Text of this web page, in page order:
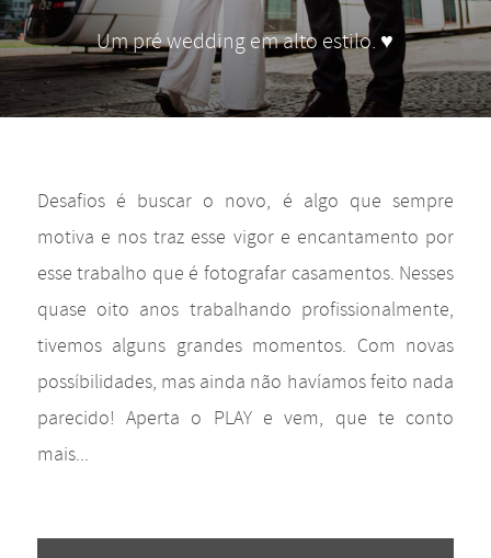
Um pré wedding em alto estilo. ♥
Desafios é buscar o novo, é algo que sempre
motiva e nos traz esse vigor e encantamento por
esse trabalho que é fotografar casamentos. Nesses
quase oito anos trabalhando profissionalmente,
tivemos alguns grandes momentos. Com novas
possíbilidades, mas ainda não havíamos feito nada
parecido! Aperta o PLAY e vem, que te conto
mais...